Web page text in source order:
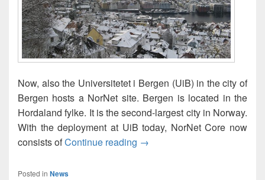
Now, also the Universitetet i Bergen (UiB) in the city of
Bergen hosts a NorNet site. Bergen is located in the
Hordaland fylke. It is the second-largest city in Norway.
With the deployment at UiB today, NorNet Core now
consists ofContinue reading NorNet site at Universitetet i
→
Posted in News